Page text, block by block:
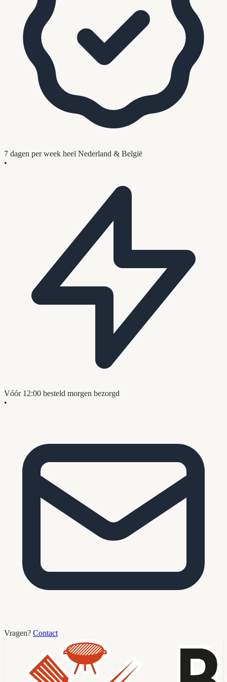
7 dagen per week heel Nederland & België
•
Vóór 12:00 besteld morgen bezorgd
•
Vragen? Contact